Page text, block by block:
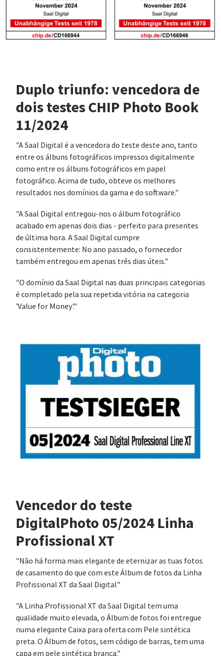
Duplo triunfo: vencedora de
dois testes CHIP Photo Book
11/2024
"A Saal Digital é a vencedora do teste deste ano, tanto
entre os álbuns fotográficos impressos digitalmente
como entre os álbuns fotográficos em papel
fotográfico. Acima de tudo, obteve os melhores
resultados nos domínios da gama e do software."
"A Saal Digital entregou-nos o álbum fotográfico
acabado em apenas dois dias - perfeito para presentes
de última hora. A Saal Digital cumpre
consistentemente: No ano passado, o fornecedor
também entregou em apenas três dias úteis."
"O domínio da Saal Digital nas duas principais categorias
é completado pela sua repetida vitória na categoria
'Value for Money'."
Vencedor do teste
DigitalPhoto 05/2024 Linha
Profissional XT
"Não há forma mais elegante de eternizar as tuas fotos
de casamento do que com este Álbum de fotos da Linha
Profissional XT da Saal Digital"
"A Linha Profissional XT da Saal Digital tem uma
qualidade muito elevada, o Álbum de fotos foi entregue
numa elegante Caixa para oferta com Pele sintética
preta. O Álbum de fotos, sem código de barras, tem uma
capa em pele sintética branca."